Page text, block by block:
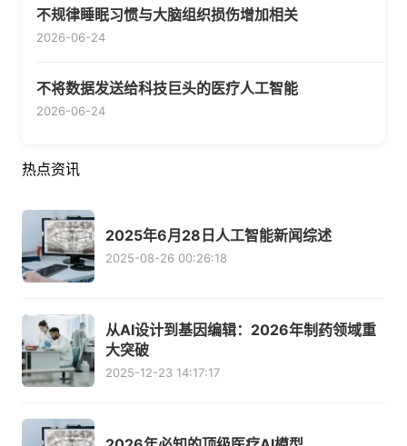
不规律睡眠习惯与大脑组织损伤增加相关
2026-06-24
不将数据发送给科技巨头的医疗人工智能
2026-06-24
热点资讯
2025年6月28日人工智能新闻综述
2025-08-26 00:26:18
从AI设计到基因编辑：2026年制药领域重
大突破
2025-12-23 14:17:17